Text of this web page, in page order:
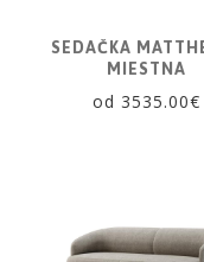
SEDAČKA
MIESTNA
od 3535.00€